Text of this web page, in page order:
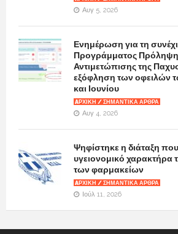
Αυγ 5, 2026
Ενημέρωση για τη
Προγράμματος
Αντιμετώπισης της
εξόφληση των οφειλών
και Ιουνίου
AΡΧΙΚΉ / ΣΗΜΑΝΤΙΚΆ ΆΡΘΡΑ
Αυγ 4, 2026
Ψηφίστηκε η διάταξη
υγειονομικό χαρακτήρα
των φαρμακείων
AΡΧΙΚΉ / ΣΗΜΑΝΤΙΚΆ ΆΡΘΡΑ
Ιούλ 11, 2026